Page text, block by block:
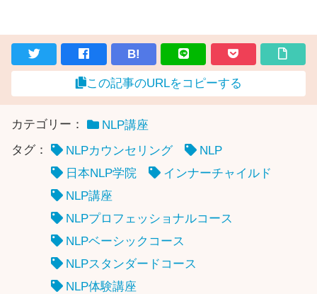
B!
この記事のURLをコピーする
カテゴリー：
NLP講座
タグ：
NLPカウンセリング
NLP
日本NLP学院
インナーチャイルド
NLP講座
NLPプロフェッショナルコース
NLPベーシックコース
NLPスタンダードコース
NLP体験講座